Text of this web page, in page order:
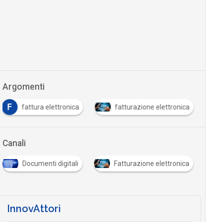
Argomenti
F fattura elettronica fatturazione elettronica
Canali
Documenti digitali Fatturazione elettronica
InnovAttori